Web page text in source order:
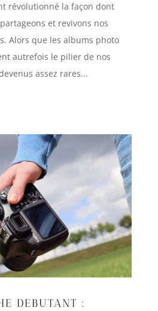
révolutionné la façon dont
et revivons nos
Alors que les albums photo
autrefois le pilier de nos
assez rares...
DEBUTANT :